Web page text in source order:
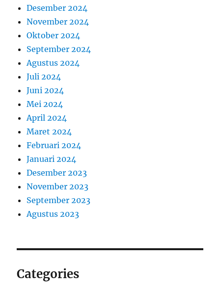
Desember 2024
November 2024
Oktober 2024
September 2024
Agustus 2024
Juli 2024
Juni 2024
Mei 2024
April 2024
Maret 2024
Februari 2024
Januari 2024
Desember 2023
November 2023
September 2023
Agustus 2023
Categories